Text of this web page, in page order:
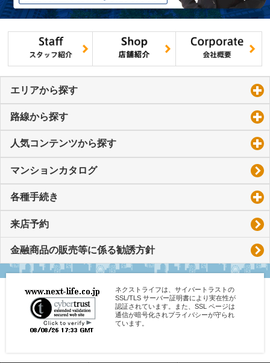
エリアから探す
路線から探す
人気コンテンツから探す
マンションカタログ
各種手続き
来店予約
金融商品の販売等に係る勧誘方針
ネクストライフは、サイバートラストの
SSL/TLS サーバー証明書により実在性が
認証されています。また、SSL ページは
通信が暗号化されプライバシーが守られ
ています。